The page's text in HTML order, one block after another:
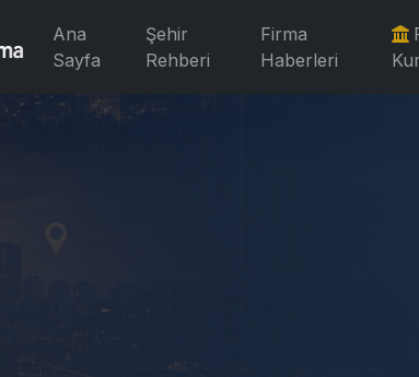
Ana
Sayfa
Şehir
Rehberi
Firma
Haberleri